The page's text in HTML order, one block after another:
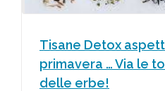
Tisane Detox
primavera … Via le
delle erbe!